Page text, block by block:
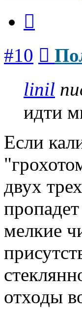
#10
linil
идти
Если
двух
мелкие
отходы